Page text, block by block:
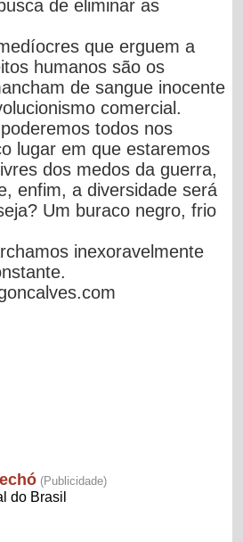
de eliminar as
que erguem a
humanos são os
de sangue inocente
comercial.
todos nos
lugar em que estaremos
dos medos da guerra,
enfim, a diversidade será
Um buraco negro, frio
inexoravelmente